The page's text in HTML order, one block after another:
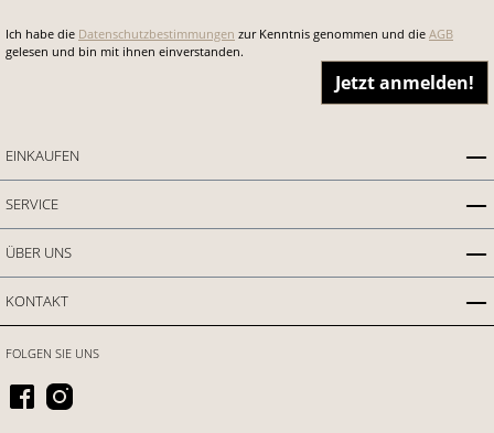
Ich habe die Datenschutzbestimmungen zur Kenntnis genommen und die AGB
gelesen und bin mit ihnen einverstanden.
Jetzt anmelden!
EINKAUFEN
SERVICE
ÜBER UNS
KONTAKT
FOLGEN SIE UNS